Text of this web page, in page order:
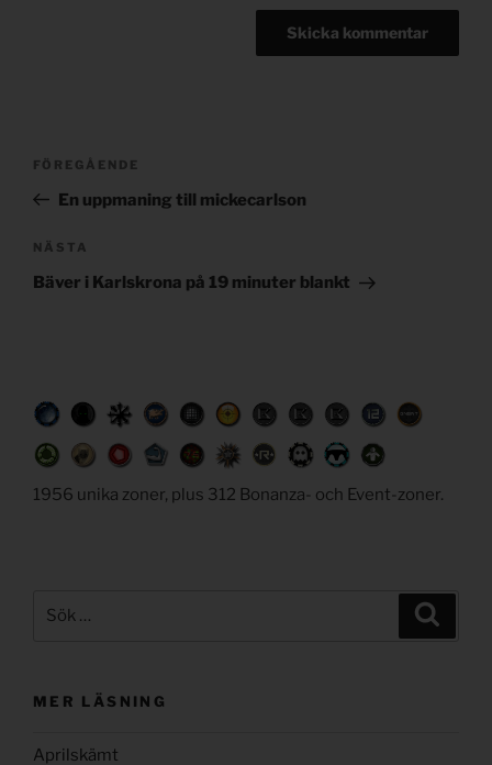
Post
Föregående
inlägg
FÖREGÅENDE
En uppmaning till mickecarlson
Nästa
inlägg
NÄSTA
Bäver i Karlskrona på 19 minuter blankt
1956 unika zoner, plus 312 Bonanza- och Event-zoner.
MER LÄSNING
Aprilskämt